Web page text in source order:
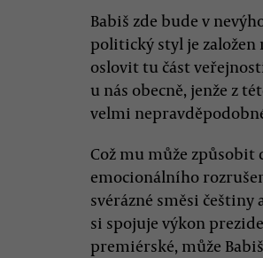
Babiš zde bude v
politický styl je založen
oslovit tu část
u nás obecně, jenže z
velmi
Což mu může způsobit
emocionálního
svérázné směsi češtiny
si spojuje výkon
premiérské, může